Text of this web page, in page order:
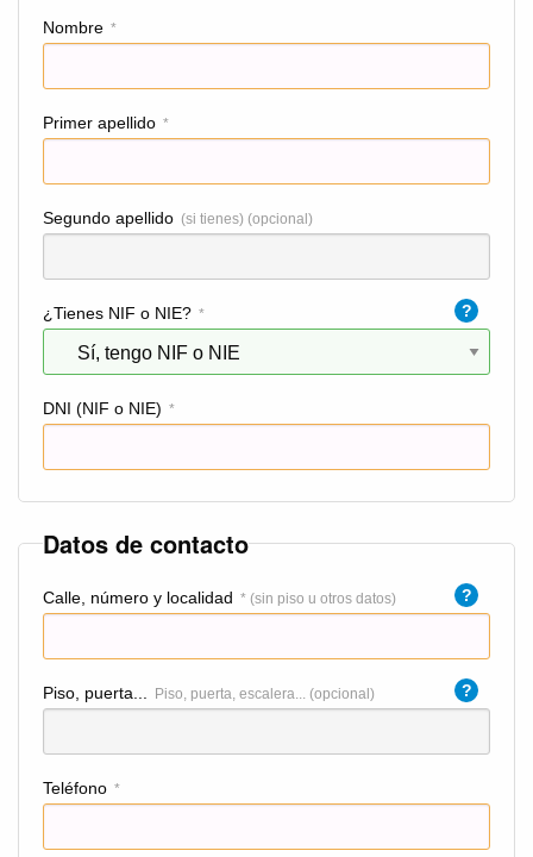
Nombre *
Primer apellido *
Segundo apellido (si tienes) (opcional)
¿Tienes NIF o NIE? * ?
DNI (NIF o NIE) *
Datos de contacto
Calle, número y localidad * (sin piso u otros datos) ?
Piso, puerta... Piso, puerta, escalera... (opcional) ?
Teléfono *